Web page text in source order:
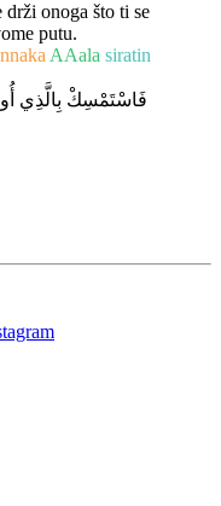
drži onoga što ti se
putu.
AAala siratin
فَاسْتَمْسِكْ بِالَّذِي